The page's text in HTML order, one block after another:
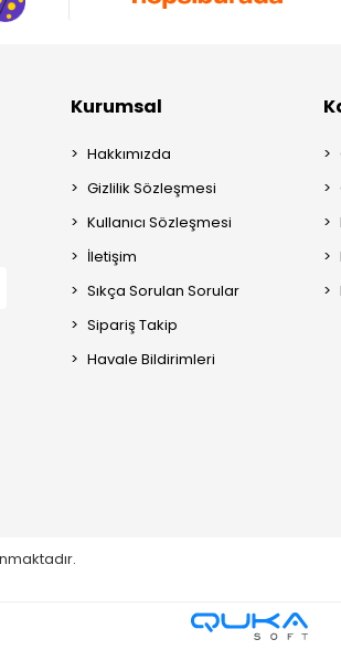
Kurumsal
Hakkımızda
Gizlilik Sözleşmesi
Kullanıcı Sözleşmesi
İletişim
Sıkça Sorulan Sorular
Sipariş Takip
Havale Bildirimleri